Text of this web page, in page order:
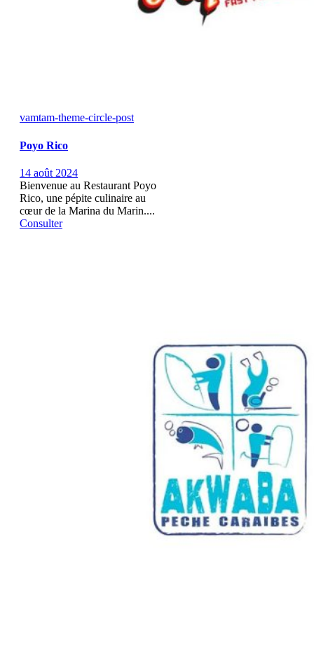
vamtam-theme-circle-post
Poyo Rico
14 août 2024
Bienvenue au Restaurant Poyo
Rico, une pépite culinaire au
cœur de la Marina du Marin....
Consulter